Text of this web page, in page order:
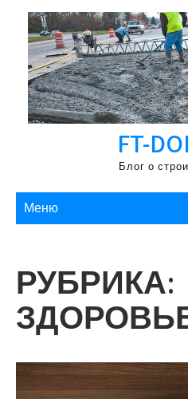
Перейти
содержимому
FT-
Блог о
Меню
РУБРИКА: